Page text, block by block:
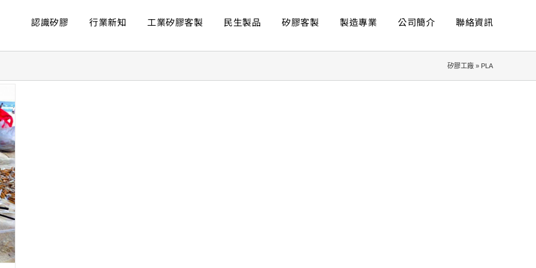
認識矽膠 行業新知 工業矽膠客製 民生製品 矽膠客製 製造專業 公司簡介 聯絡資訊
矽膠工廠 » PLA